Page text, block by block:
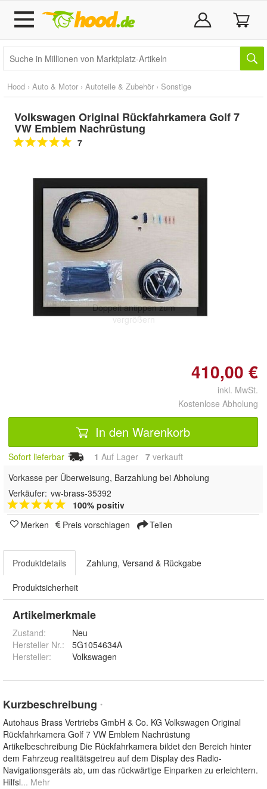
Hood › Auto & Motor › Autoteile & Zubehör › Sonstige
Volkswagen Original Rückfahrkamera Golf 7
VW Emblem Nachrüstung
7
Doppelt antippen zum
vergrößern
410,00 €
inkl. MwSt.
Kostenlose Abholung
In den Warenkorb
Sofort lieferbar 1 Auf Lager 7 verkauft
Vorkasse per Überweisung, Barzahlung bei Abholung
Verkäufer: vw-brass-35392
100% positiv
Merken
Preis vorschlagen Teilen
Produktdetails Zahlung, Versand & Rückgabe
Produktsicherheit
Artikelmerkmale
Zustand:
Neu
Hersteller Nr.:
5G1054634A
Hersteller: Volkswagen
Kurzbeschreibung *
Autohaus Brass Vertriebs GmbH & Co. KG Volkswagen Original
Rückfahrkamera Golf 7 VW Emblem Nachrüstung
Artikelbeschreibung Die Rückfahrkamera bildet den Bereich hinter
dem Fahrzeug realitätsgetreu auf dem Display des Radio-
Navigationsgeräts ab, um das rückwärtige Einparken zu erleichtern.
Hilfsl... Mehr